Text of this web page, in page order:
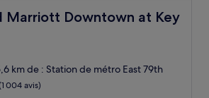
Marriott Downtown at Key
Downtown at Key Tower
km de : Station de métro East 79th
004 avis)